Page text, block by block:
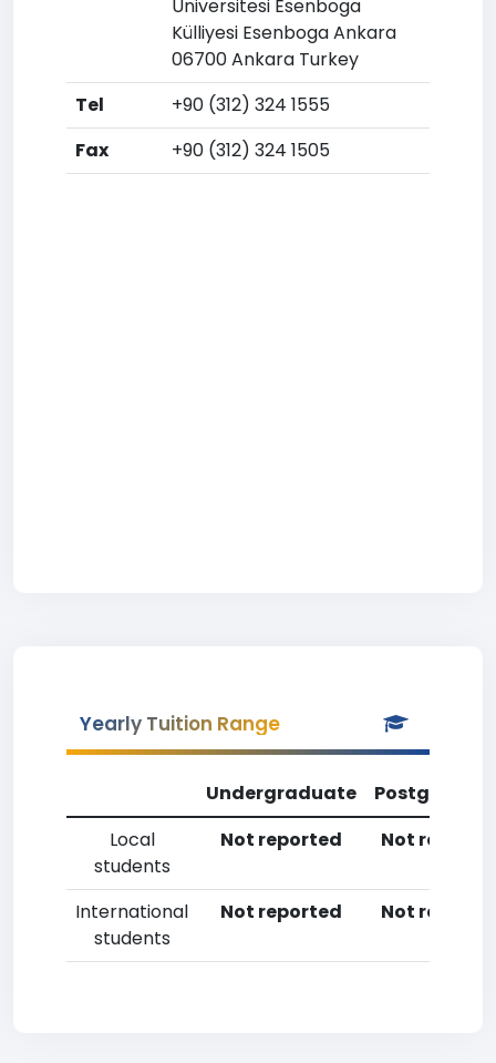
Üniversitesi Esenboga
Külliyesi Esenboga Ankara
06700 Ankara Turkey
Tel
+90 (312) 324 1555
Fax
+90 (312) 324 1505
Yearly Tuition Range
Undergraduate
Local
students
Not reported Not
International
students
Not reported Not